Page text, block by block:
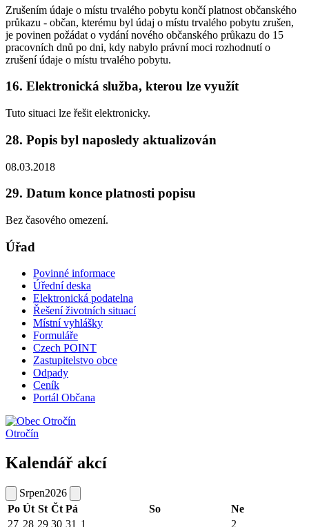
Zrušením údaje o místu trvalého pobytu končí platnost občanského
průkazu - občan, kterému byl údaj o místu trvalého pobytu zrušen,
je povinen požádat o vydání nového občanského průkazu do 15
pracovních dnů po dni, kdy nabylo právní moci rozhodnutí o
zrušení údaje o místu trvalého pobytu.
16. Elektronická služba, kterou lze využít
Tuto situaci lze řešit elektronicky.
28. Popis byl naposledy aktualizován
08.03.2018
29. Datum konce platnosti popisu
Bez časového omezení.
Úřad
Povinné informace
Úřední deska
Elektronická podatelna
Řešení životních situací
Místní vyhlášky
Formuláře
Czech POINT
Zastupitelstvo obce
Odpady
Ceník
Portál Občana
Otročín
Kalendář akcí
Srpen2026
Po Út St Čt Pá So
Ne
27 28 29 30 31 1
2